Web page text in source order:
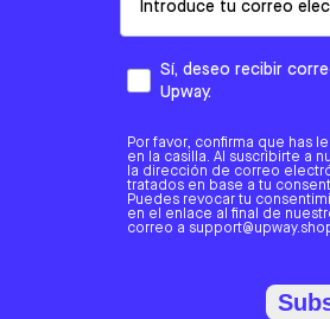
Sí, deseo recibir
Upway.
Por favor, confirma que has
en la casilla. Al suscribirte a
la dirección de correo
tratados en base a tu
Puedes revocar tu
en el enlace al final de
correo a